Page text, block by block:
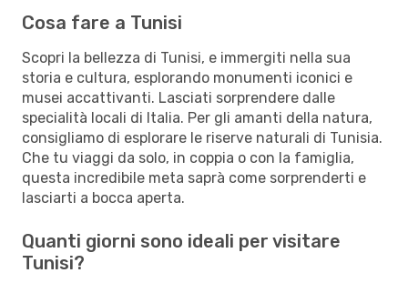
Cosa fare a Tunisi
Scopri la bellezza di Tunisi, e immergiti nella sua
storia e cultura, esplorando monumenti iconici e
musei accattivanti. Lasciati sorprendere dalle
specialità locali di Italia. Per gli amanti della natura,
consigliamo di esplorare le riserve naturali di Tunisia.
Che tu viaggi da solo, in coppia o con la famiglia,
questa incredibile meta saprà come sorprenderti e
lasciarti a bocca aperta.
Quanti giorni sono ideali per visitare
Tunisi?